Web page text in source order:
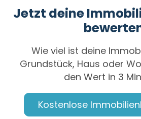
Jetzt deine
Wie viel ist deine
Grundstück, Haus oder
den Wert in 3
Kostenlose